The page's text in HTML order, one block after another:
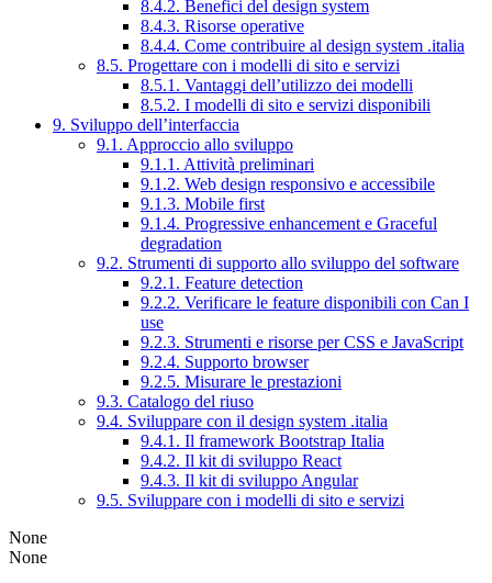
8.4.2. Benefici del design system
8.4.3. Risorse operative
8.4.4. Come contribuire al design system .italia
8.5. Progettare con i modelli di sito e servizi
8.5.1. Vantaggi dell’utilizzo dei modelli
8.5.2. I modelli di sito e servizi disponibili
9. Sviluppo dell’interfaccia
9.1. Approccio allo sviluppo
9.1.1. Attività preliminari
9.1.2. Web design responsivo e accessibile
9.1.3. Mobile first
9.1.4. Progressive enhancement e Graceful
degradation
9.2. Strumenti di supporto allo sviluppo del software
9.2.1. Feature detection
9.2.2. Verificare le feature disponibili con Can I
use
9.2.3. Strumenti e risorse per CSS e JavaScript
9.2.4. Supporto browser
9.2.5. Misurare le prestazioni
9.3. Catalogo del riuso
9.4. Sviluppare con il design system .italia
9.4.1. Il framework Bootstrap Italia
9.4.2. Il kit di sviluppo React
9.4.3. Il kit di sviluppo Angular
9.5. Sviluppare con i modelli di sito e servizi
None
None